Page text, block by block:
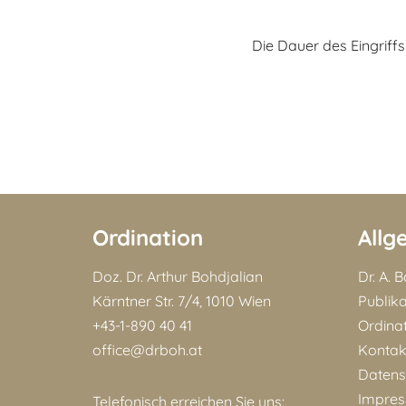
Die Dauer des
Ordination
Doz. Dr. Arthur Bohdjalian
Kärntner Str. 7/4, 1010 Wien
+43-1-890 40 41
office@drboh.at
Telefonisch erreichen Sie uns:
Dr. A.